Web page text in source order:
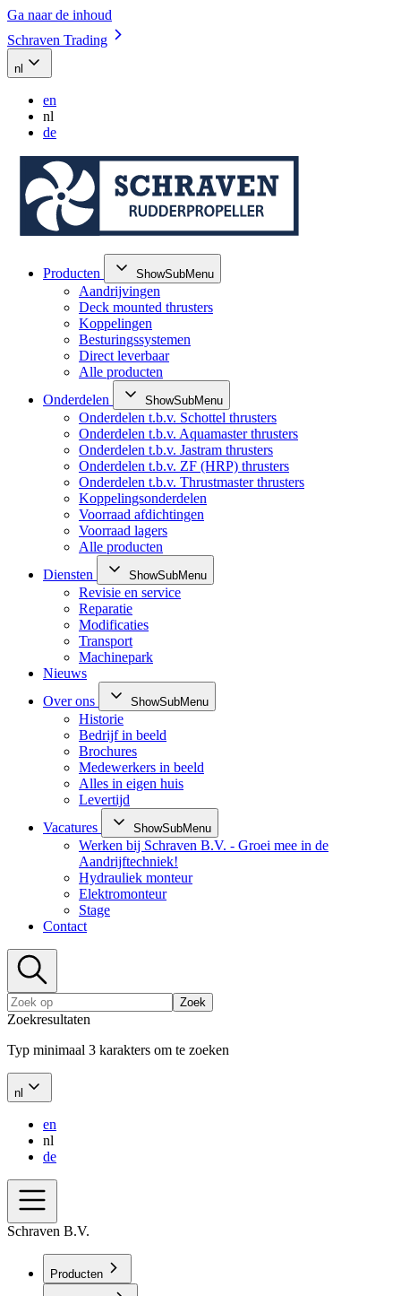
Ga naar de inhoud
Schraven Trading
nl
en
nl
de
Producten ShowSubMenu
Aandrijvingen
Deck mounted thrusters
Koppelingen
Besturingssystemen
Direct leverbaar
Alle producten
Onderdelen
ShowSubMenu
Onderdelen t.b.v. Schottel thrusters
Onderdelen t.b.v. Aquamaster thrusters
Onderdelen t.b.v. Jastram thrusters
Onderdelen t.b.v. ZF (HRP) thrusters
Onderdelen t.b.v. Thrustmaster thrusters
Koppelingsonderdelen
Voorraad afdichtingen
Voorraad lagers
Alle producten
Diensten
ShowSubMenu
Revisie en service
Reparatie
Modificaties
Transport
Machinepark
Nieuws
Over ons
ShowSubMenu
Historie
Bedrijf in beeld
Brochures
Medewerkers in beeld
Alles in eigen huis
Levertijd
Vacatures
ShowSubMenu
Werken bij Schraven B.V. - Groei mee in de
Aandrijftechniek!
Hydrauliek monteur
Elektromonteur
Stage
Contact
Zoek
Zoekresultaten
Typ minimaal 3 karakters om te zoeken
nl
en
nl
de
Schraven B.V.
Producten